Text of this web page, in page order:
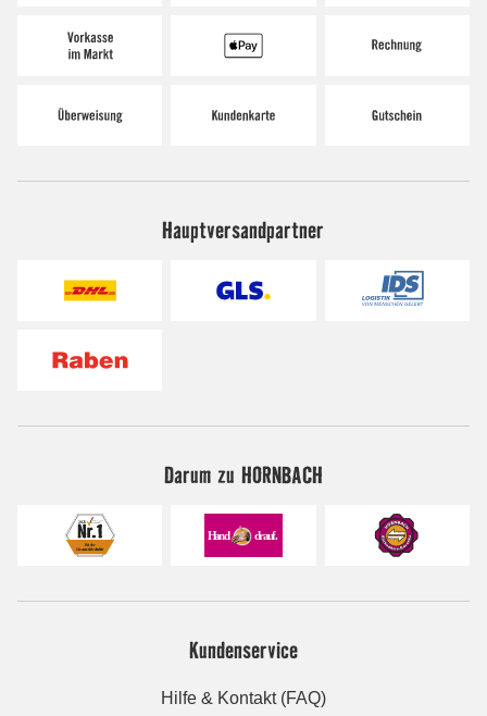
Hauptversandpartner
Darum zu HORNBACH
Kundenservice
Hilfe & Kontakt (FAQ)